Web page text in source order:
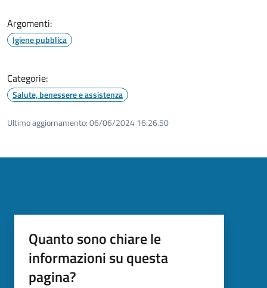
Argomenti:
Igiene pubblica
Categorie:
Salute, benessere e assistenza
Ultimo aggiornamento:06/06/2024 16:26.50
Quanto sono chiare le
informazioni su questa
pagina?